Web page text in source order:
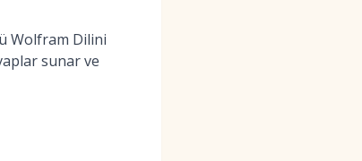
Wolfram Dilini
sunar ve